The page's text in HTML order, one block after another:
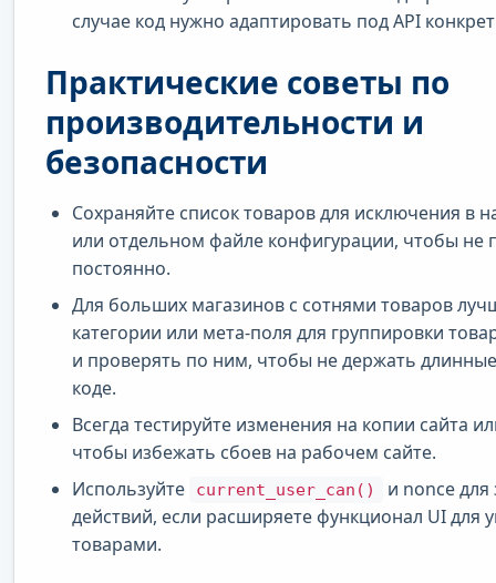
случае код нужно адаптировать под API
Практические советы по
производительности и
безопасности
Сохраняйте список товаров для исключения в
или отдельном файле конфигурации, чтобы не
постоянно.
Для больших магазинов с сотнями товаров
категории или мета-поля для группировки
и проверять по ним, чтобы не держать
коде.
Всегда тестируйте изменения на копии сайта
чтобы избежать сбоев на рабочем сайте.
Используйте
current_user_can()
и nonce
действий, если расширяете функционал UI для
товарами.